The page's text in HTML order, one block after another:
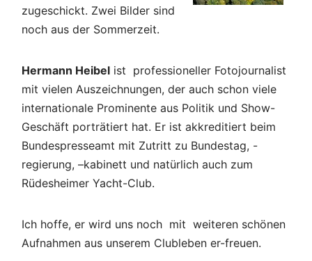
zugeschickt. Zwei Bilder sind
noch aus der Sommerzeit.
Hermann Heibel ist professioneller Fotojournalist
mit vielen Auszeichnungen, der auch schon viele
internationale Prominente aus Politik und Show-
Geschäft porträtiert hat. Er ist akkreditiert beim
Bundespresseamt mit Zutritt zu Bundestag, -
regierung, –kabinett und natürlich auch zum
Rüdesheimer Yacht-Club.
Ich hoffe, er wird uns noch mit weiteren schönen
Aufnahmen aus unserem Clubleben er-freuen.